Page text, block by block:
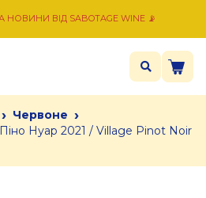
ВІД SABOTAGE WINE 📡
› Червоне ›
Нуар 2021 / Village Pinot Noir